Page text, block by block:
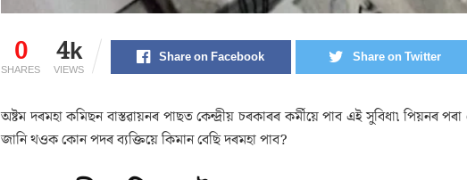
0
SHARES
4k
VIEWS
Share on Facebook Share on Twitter
অষ্টম দৰমহা কমিছন বাস্তৱায়নৰ পাছত কেন্দ্ৰীয় চৰকাৰৰ কৰ্মীয়ে পাব এই সুবিধা৷ পিয়নৰ
জানি থওক কোন পদৰ ব্যক্তিয়ে কিমান বেছি দৰমহা পাব?